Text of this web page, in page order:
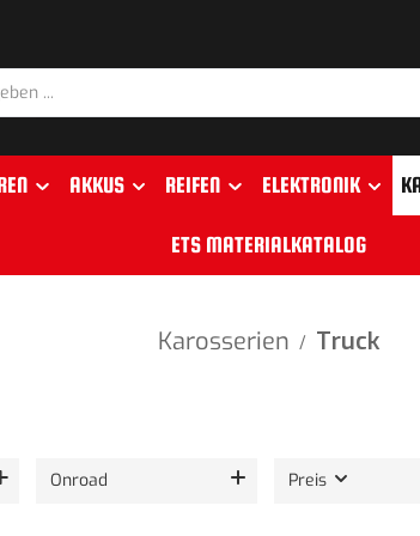
AKKUS REIFEN ELEKTRONIK
ETS MATERIALKATALOG
Karosserien / Truck
Onroad Preis